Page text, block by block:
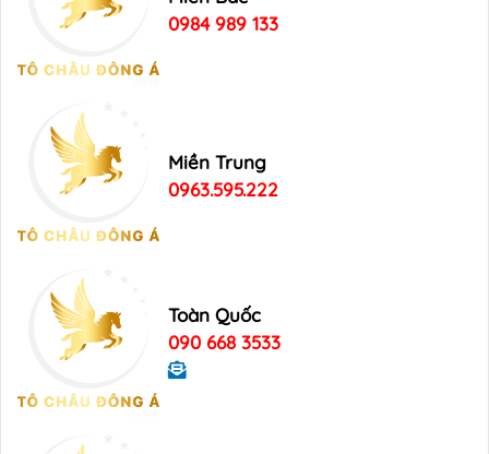
0984 989 133
Miền Trung
0963.595.222
Toàn Quốc
090 668 3533